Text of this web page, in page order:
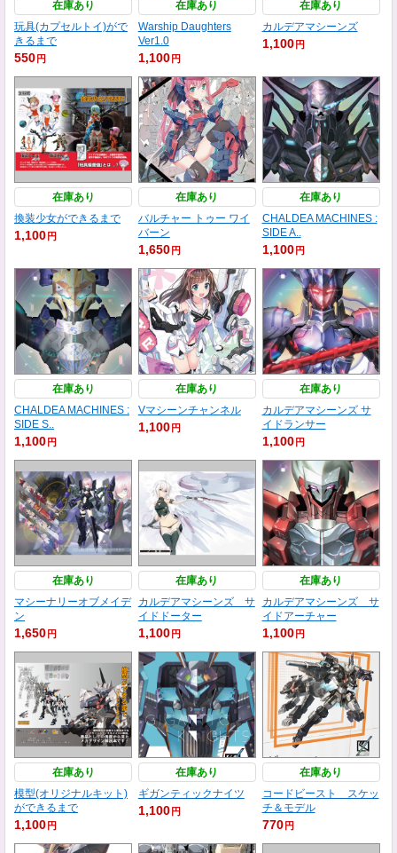
在庫あり
玩具(カプセルトイ)がで
きるまで
550 円
在庫あり
Warship Daughters
Ver1.0
1,100 円
在庫あり
カルデアマシーンズ
1,100 円
在庫あり
換装少女ができるまで
1,100 円
在庫あり
バルチャー トゥー ワイ
バーン
1,650 円
在庫あり
CHALDEA MACHINES :
SIDE A..
1,100 円
在庫あり
CHALDEA MACHINES :
SIDE S..
1,100 円
在庫あり
Vマシーンチャンネル
1,100 円
在庫あり
カルデアマシーンズ サ
イドランサー
1,100 円
在庫あり
マシーナリーオブメイデ
ン
1,650 円
在庫あり
カルデアマシーンズ サ
イドドーター
1,100 円
在庫あり
カルデアマシーンズ サ
イドアーチャー
1,100 円
在庫あり
模型(オリジナルキット)
ができるまで
1,100 円
在庫あり
ギガンティックナイツ
1,100 円
在庫あり
コードビースト スケッ
チ＆モデル
770 円